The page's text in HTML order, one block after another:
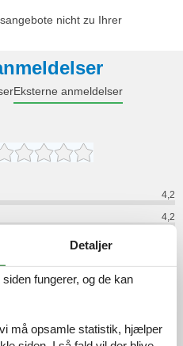
nicht zu Ihrer
Eksterne anmeldelser
4,2
4,2
4,7
Detaljer
fungerer, og de kan
må opsamle statistik, hjælper